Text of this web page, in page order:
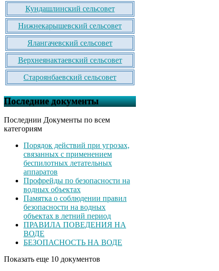
Кундашлинский сельсовет
Нижнекарышевский сельсовет
Ялангачевский сельсовет
Верхнеянактаевский сельсовет
Староянбаевский сельсовет
Последние документы
Последнии Документы по всем
категориям
Порядок действий при угрозах,
связанных с применением
беспилотных летательных
аппаратов
Профрейды по безопасности на
водных объектах
Памятка о соблюдении правил
безопасности на водных
объектах в летний период
ПРАВИЛА ПОВЕДЕНИЯ НА
ВОДЕ
БЕЗОПАСНОСТЬ НА ВОДЕ
Показать еще 10 документов